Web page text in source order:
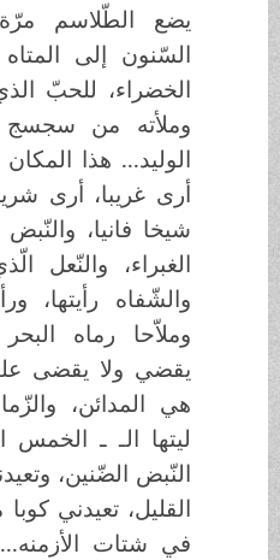
يضع الطّلاسم مرّة
السّنون إلى المتاه
الخضراء، للحبّ الذي
وملأته من سجسج
الوليد... هذا
أرى غريبا، أرى
شيخا فانيا، والنّبض
الغبراء، والنّعل
والشّفاه رأيتها،
وملاّحا رماه
يقضي ولا يقضى
هي المدائن،
ليتها الـ ـ الخمس
النّبض الضّنين،
القليل، تعيدني كوبا
في شتات الأزمنه...